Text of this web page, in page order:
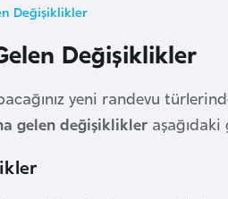
Değişiklikler
Değişiklikler
yeni randevu
gelen değişiklikler